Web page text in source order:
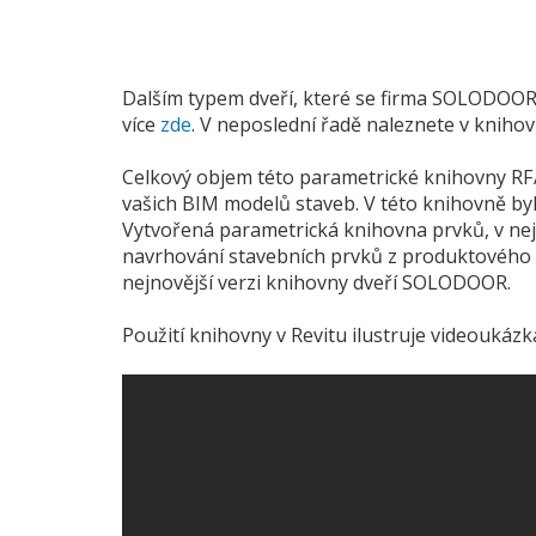
Dalším typem dveří, které se firma
více zde. V neposlední řadě naleznete v
Celkový objem této parametrické knihovny
vašich BIM modelů staveb. V této knihovně
Vytvořená parametrická knihovna prvků, v
navrhování stavebních prvků z
nejnovější verzi knihovny dveří SOLODOOR.
Použití knihovny v Revitu ilustruje